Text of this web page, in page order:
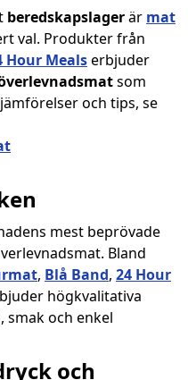
beredskapslagerär mat
val. Produkter från
Hour Mealserbjuder
som
och tips, se
mest beprövade
Bland
, Blå Band, 24 Hour
högkvalitativa
smak och enkel
och